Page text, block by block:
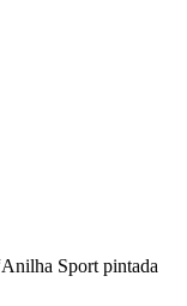
Sport pintada